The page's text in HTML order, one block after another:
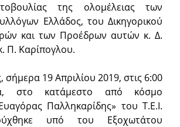
της ολομέλειας των
Ελλάδος, του Δικηγορικού
και των Προέδρων αυτών κ. Δ.
Π. Καρίπογλου.
σήμερα 19 Απριλίου 2019, στις 6:00
στο κατάμεστο από κόσμο
Παλληκαρίδης» του Τ.Ε.Ι.
υπό του Εξοχωτάτου